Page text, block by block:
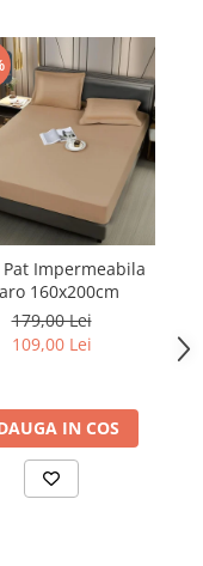
Pat Impermeabila
160x200cm
179,00 Lei
109,00 Lei
IN COS